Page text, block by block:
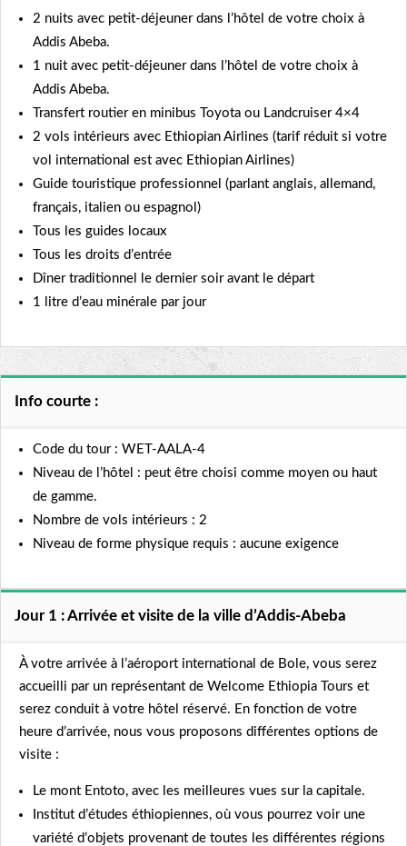
2 nuits avec petit-déjeuner dans l’hôtel de votre choix à
Addis Abeba.
1 nuit avec petit-déjeuner dans l’hôtel de votre choix à
Addis Abeba.
Transfert routier en minibus Toyota ou Landcruiser 4×4
2 vols intérieurs avec Ethiopian Airlines (tarif réduit si votre
vol international est avec Ethiopian Airlines)
Guide touristique professionnel (parlant anglais, allemand,
français, italien ou espagnol)
Tous les guides locaux
Tous les droits d’entrée
Dîner traditionnel le dernier soir avant le départ
1 litre d’eau minérale par jour
Info courte :
Code du tour : WET-AALA-4
Niveau de l’hôtel : peut être choisi comme moyen ou haut
de gamme.
Nombre de vols intérieurs : 2
Niveau de forme physique requis : aucune exigence
Jour 1 : Arrivée et visite de la ville d’Addis-Abeba
À votre arrivée à l’aéroport international de Bole, vous serez
accueilli par un représentant de Welcome Ethiopia Tours et
serez conduit à votre hôtel réservé. En fonction de votre
heure d’arrivée, nous vous proposons différentes options de
visite :
Le mont Entoto, avec les meilleures vues sur la capitale.
Institut d’études éthiopiennes, où vous pourrez voir une
variété d’objets provenant de toutes les différentes régions